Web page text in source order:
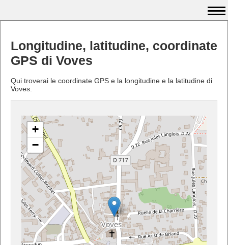
Longitudine, latitudine, coordinate
GPS di Voves
Qui troverai le coordinate GPS e la longitudine e la latitudine di
Voves.
+
−